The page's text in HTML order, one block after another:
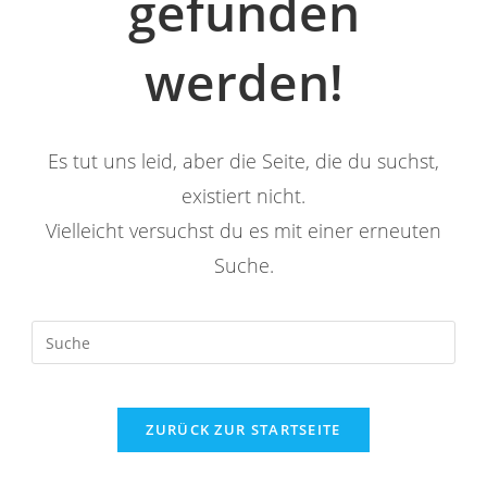
werden!
Es tut uns leid, aber die Seite, die du suchst,
existiert nicht.
Vielleicht versuchst du es mit einer erneuten
Suche.
ZURÜCK ZUR STARTSEITE